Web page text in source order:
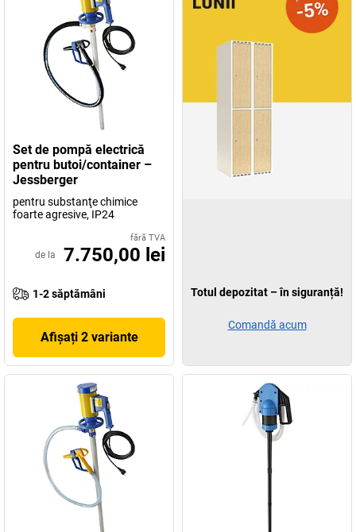
Set de pompă electrică
pentru butoi/container –
Jessberger
pentru substanţe chimice
foarte agresive, IP24
fără TVA
de la 7.750,00 lei
1-2 săptămâni
Afișați 2 variante
Totul depozitat – în siguranță!
Comandă acum